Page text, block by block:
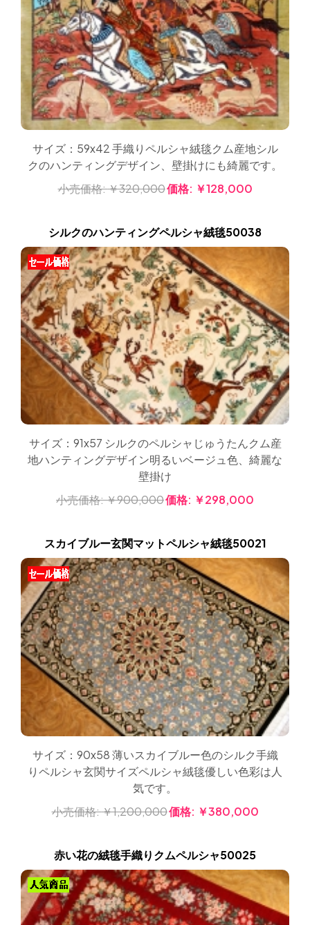
サイズ：59x42 手織りペルシャ絨毯クム産地シル
クのハンティングデザイン、壁掛けにも綺麗です。
小売価格:￥320,000価格: ￥128,000
シルクのハンティングペルシャ絨毯50038
サイズ：91x57 シルクのペルシャじゅうたんクム産
地ハンティングデザイン明るいベージュ色、綺麗な
壁掛け
小売価格:￥900,000価格: ￥298,000
スカイブルー玄関マットペルシャ絨毯50021
サイズ：90x58 薄いスカイブルー色のシルク手織
りペルシャ玄関サイズペルシャ絨毯優しい色彩は人
気です。
小売価格:￥1,200,000価格: ￥380,000
赤い花の絨毯手織りクムペルシャ50025